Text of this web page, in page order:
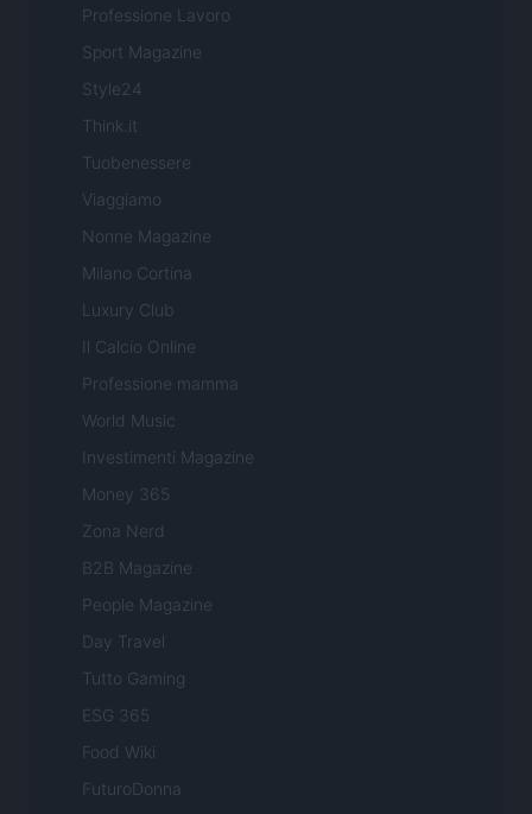
Professione Lavoro
Sport Magazine
Style24
Think.it
Tuobenessere
Viaggiamo
Nonne Magazine
Milano Cortina
Luxury Club
Il Calcio Online
Professione mamma
World Music
Investimenti Magazine
Money 365
Zona Nerd
B2B Magazine
People Magazine
Day Travel
Tutto Gaming
ESG 365
Food Wiki
FuturoDonna